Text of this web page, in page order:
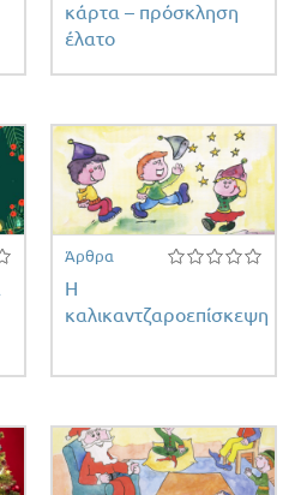
κάρτα – πρόσκληση
έλατο
Άρθρα
Η
καλικαντζαροεπίσκεψη